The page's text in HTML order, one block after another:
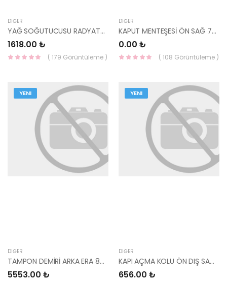
DIĞER
YAĞ SOĞUTUCUSU RADYATÖR ELANTRA/TUCSON/SPORTAGE 2016- 26410-2B740-YS
1618.00 ₺
( 179 Görüntüleme )
DIĞER
KAPUT MENTEŞESİ ÖN SAĞ 79460-G6000-HMC
0.00 ₺
( 108 Görüntüleme )
YENI
DIĞER
TAMPON DEMİRİ ARKA ERA 86630-1E000-HMC
5553.00 ₺
YENI
DIĞER
KAPI AÇMA KOLU ÖN DIŞ SAĞ MATRİX 82660-17000-YS
656.00 ₺